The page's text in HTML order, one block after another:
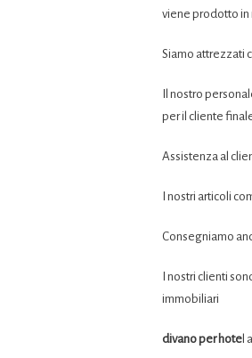
viene prodotto in
Siamo attrezzati
Il nostro
per il cliente
Assistenza al
I nostri articoli
Consegniamo
I nostri clienti
immobiliari
divano per hote l